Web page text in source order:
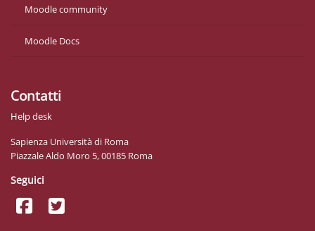
Moodle community
Moodle Docs
Contatti
Help desk
Sapienza Università di Roma
Piazzale Aldo Moro 5, 00185 Roma
Seguici